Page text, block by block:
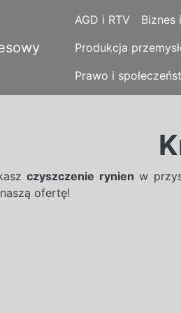
AGD i RTV Biznes
Produkcja
Prawo i
czyszczenie rynien w
ofertę!